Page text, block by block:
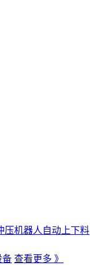
压机器人自动上下料
备 查看更多 》